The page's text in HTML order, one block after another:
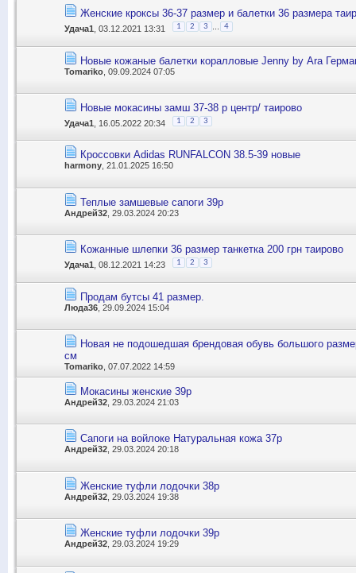
Женские кроксы 36-37 размер и балетки 36 размера
Удача1 , 03.12.2021 13:31 1 2 3 4
Новые кожаные балетки коралловые Jenny by Аra
Tomariko , 09.09.2024 07:05
Новые мокасины замш 37-38 р центр/ таирово
Удача1 , 16.05.2022 20:34 1 2 3
Кроссовки Adidas RUNFALCON 38.5-39 новые
harmony, 21.01.2025 16:50
Теплые замшевые сапоги 39р
Андрей32 , 29.03.2024 20:23
Кожанные шлепки 36 размер танкетка 200 грн таирово
Удача1 , 08.12.2021 14:23 1 2 3
Продам бутсы 41 размер.
Люда36 , 29.09.2024 15:04
Новая не подошедшая брендовая обувь большого
см
Tomariko , 07.07.2022 14:59
Мокасины женские 39р
Андрей32 , 29.03.2024 21:03
Сапоги на войлоке Натуральная кожа 37р
Андрей32 , 29.03.2024 20:18
Женские туфли лодочки 38р
Андрей32 , 29.03.2024 19:38
Женские туфли лодочки 39р
Андрей32 , 29.03.2024 19:29